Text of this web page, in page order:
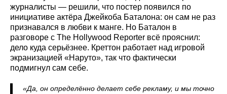
журналисты — решили, что постер появился по
инициативе актёра Джейкоба Баталона: он сам не раз
признавался в любви к манге. Но Баталон в
разговоре с The Hollywood Reporter всё прояснил:
дело куда серьёзнее. Креттон работает над игровой
экранизацией «Наруто», так что фактически
подмигнул сам себе.
«Да, он определённо делает себе рекламу, и мы точно